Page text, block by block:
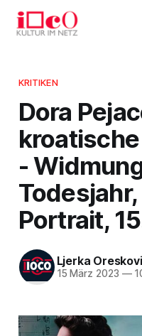
KRITIKEN
Dora
-
Todesjahr,
Portrait,
Ljerka
15 März 2023 —